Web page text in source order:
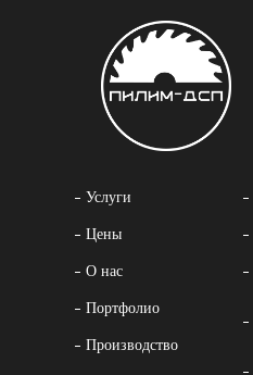
Услуги
Цены
О нас
Портфолио
Производство